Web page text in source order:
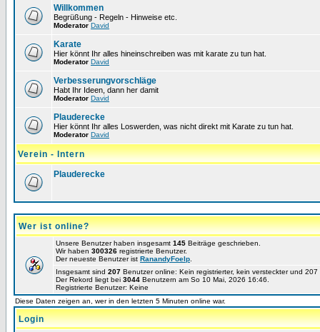
Willkommen
Begrüßung - Regeln - Hinweise etc.
Moderator David
Karate
Hier könnt Ihr alles hineinschreiben was mit karate zu tun hat.
Moderator David
Verbesserungvorschläge
Habt Ihr Ideen, dann her damit
Moderator David
Plauderecke
Hier könnt Ihr alles Loswerden, was nicht direkt mit Karate zu tun hat.
Moderator David
Verein - Intern
Plauderecke
Wer ist online?
Unsere Benutzer haben insgesamt 145 Beiträge geschrieben.
Wir haben 300326 registrierte Benutzer.
Der neueste Benutzer ist RanandyFoelp
Insgesamt sind 207 Benutzer online: Kein registrierter, kein versteckter und
Der Rekord liegt bei 3044 Benutzern am So 10 Mai, 2026 16:46.
Registrierte Benutzer: Keine
Diese Daten zeigen an, wer in den letzten 5 Minuten online war.
Login